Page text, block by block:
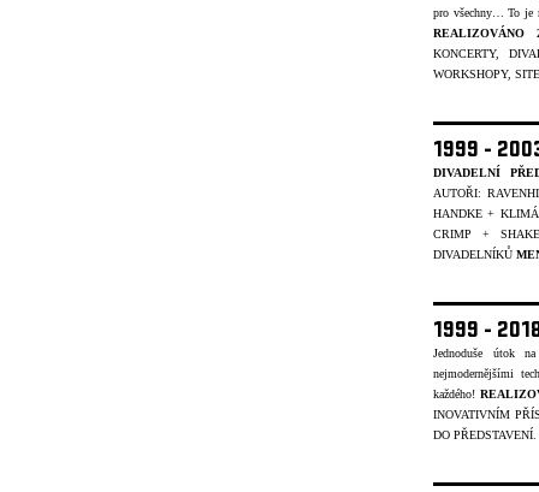
pro všechny… To je
REALIZOVÁNO
KONCERTY,
WORKSHOPY,
1999 -
DIVADELNÍ
AUTOŘI:
HANDKE +
CRIMP +
DIVADELNÍKŮ
1999 -
Jednoduše útok
nejmodernějšími
každého!
INOVATIVNÍM
DO PŘEDSTAVENÍ.